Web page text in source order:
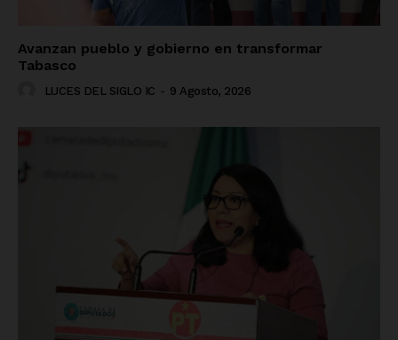
Avanzan pueblo y gobierno en transformar
Tabasco
LUCES DEL SIGLO IC - 9 Agosto, 2026